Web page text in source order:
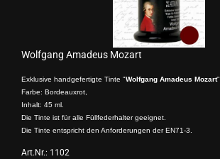
Wolfgang Amadeus Mozart
Exklusive handgefertigte Tinte "Wolfgang Amadeus Mozart".
Farbe: Bordeauxrot,
Inhalt: 45 ml.
Die Tinte ist für alle Füllfederhalter geeignet.
Die Tinte entspricht den Anforderungen der EN71-3.
Art.Nr.: 1102